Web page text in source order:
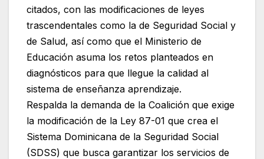
citados, con las modificaciones de leyes
trascendentales como la de Seguridad Social y
de Salud, así como que el Ministerio de
Educación asuma los retos planteados en
diagnósticos para que llegue la calidad al
sistema de enseñanza aprendizaje.
Respalda la demanda de la Coalición que exige
la modificación de la Ley 87-01 que crea el
Sistema Dominicana de la Seguridad Social
(SDSS) que busca garantizar los servicios de